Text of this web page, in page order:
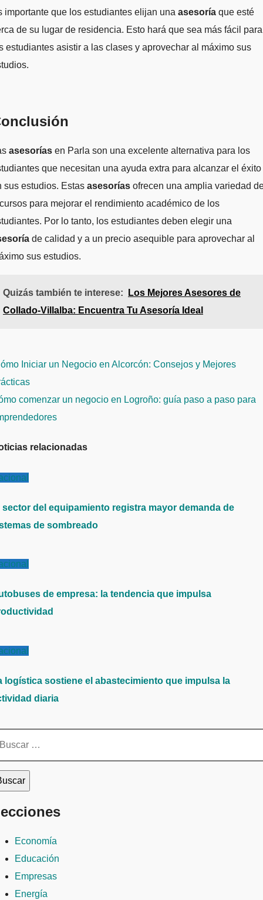
importante que los estudiantes elijan una asesoría que esté
de su lugar de residencia. Esto hará que sea más fácil para
estudiantes asistir a las clases y aprovechar al máximo sus
asesorías en Parla son una excelente alternativa para los
que necesitan una ayuda extra para alcanzar el éxito
sus estudios. Estas asesorías ofrecen una amplia variedad
para mejorar el rendimiento académico de los
Por lo tanto, los estudiantes deben elegir una
de calidad y a un precio asequible para aprovechar al
sus estudios.
Quizás también te interese:
Los Mejores Asesores de
Collado-Villalba: Encuentra Tu Asesoría Ideal
Iniciar un Negocio en Alcorcón: Consejos y Mejores
comenzar un negocio en Logroño: guía paso a paso para
relacionadas
sector del equipamiento registra mayor demanda de
de sombreado
de empresa: la tendencia que impulsa
logística sostiene el abastecimiento que impulsa la
diaria
Economía
Educación
Empresas
Energía